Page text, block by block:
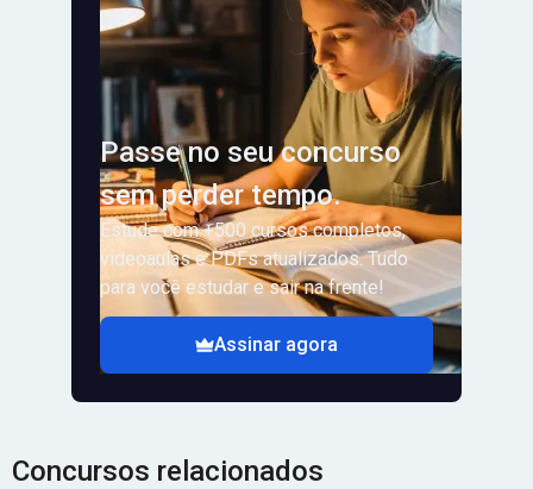
Passe no seu concurso
sem perder tempo.
Estude com +500 cursos completos,
videoaulas e PDFs atualizados. Tudo
para você estudar e sair na frente!
Assinar agora
Concursos relacionados